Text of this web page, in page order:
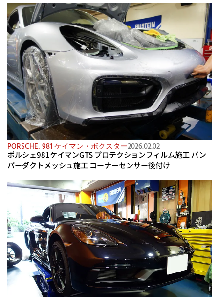
PORSCHE, 981 ケイマン・ボクスター2026.02.02
ポルシェ981ケイマンGTS プロテクションフィルム施工 バン
パーダクトメッシュ施工 コーナーセンサー後付け